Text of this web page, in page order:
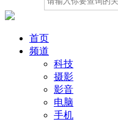
首页
频道
科技
摄影
影音
电脑
手机